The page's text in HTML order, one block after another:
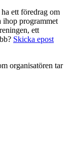
ett föredrag om
ihop programmet
ett
Skicka epost
organisatören tar